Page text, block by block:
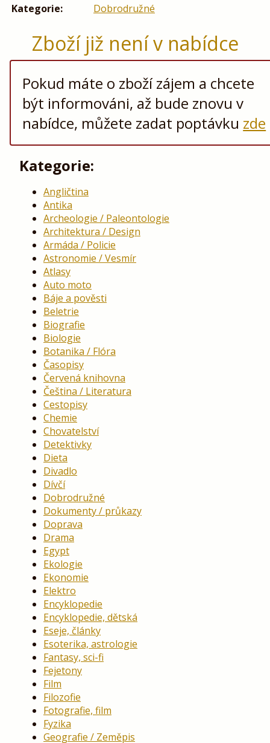
Kategorie:
Dobrodružné
Zboží již není v nabídce
Pokud máte o zboží zájem a chcete
být informováni, až bude znovu v
nabídce, můžete zadat poptávku zde
Kategorie:
Angličtina
Antika
Archeologie / Paleontologie
Architektura / Design
Armáda / Policie
Astronomie / Vesmír
Atlasy
Auto moto
Báje a pověsti
Beletrie
Biografie
Biologie
Botanika / Flóra
Časopisy
Červená knihovna
Čeština / Literatura
Cestopisy
Chemie
Chovatelství
Detektivky
Dieta
Divadlo
Dívčí
Dobrodružné
Dokumenty / průkazy
Doprava
Drama
Egypt
Ekologie
Ekonomie
Elektro
Encyklopedie
Encyklopedie, dětská
Eseje, články
Esoterika, astrologie
Fantasy, sci-fi
Fejetony
Film
Filozofie
Fotografie, film
Fyzika
Geografie / Zeměpis